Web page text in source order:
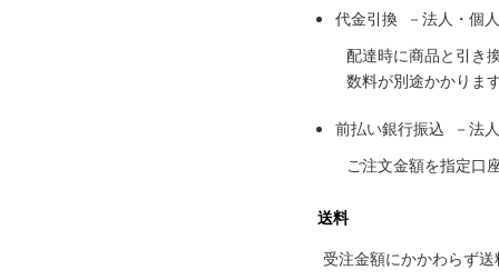
代金引換 －法人・個
配達時に商品と引き
数料が別途かかりま
前払い銀行振込 －法
ご注文金額を指定口
送料
受注金額にかかわらず